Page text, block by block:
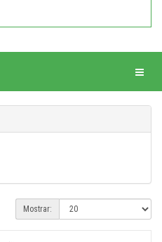
Mostrar: